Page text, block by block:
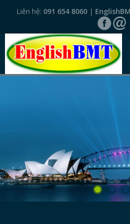
Liên hệ: 091 654 8060|